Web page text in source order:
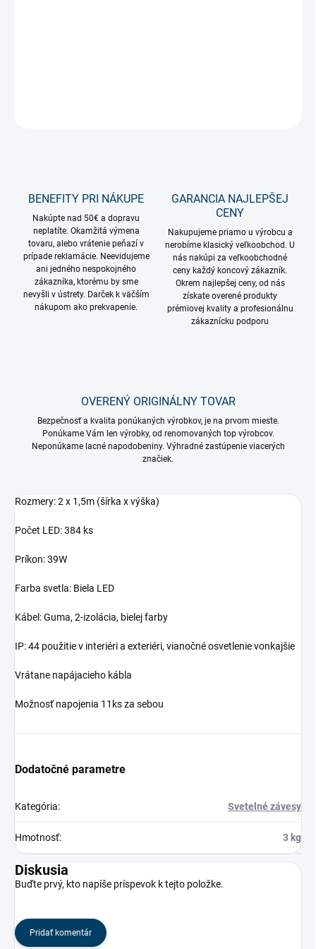
BENEFITY PRI NÁKUPE
Nakúpte nad 50€ a dopravu
neplatíte. Okamžitá výmena
tovaru, alebo vrátenie peňazí v
prípade reklamácie. Neevidujeme
ani jedného nespokojného
zákazníka, ktorému by sme
nevyšli v ústrety. Darček k väčším
nákupom ako prekvapenie.
GARANCIA NAJLEPŠEJ
CENY
Nakupujeme priamo u výrobcu a
nerobíme klasický veľkoobchod. U
nás nakúpi za veľkoobchodné
ceny každý koncový zákazník.
Okrem najlepšej ceny, od nás
získate overené produkty
prémiovej kvality a profesionálnu
zákaznícku podporu
OVERENÝ ORIGINÁLNY TOVAR
Bezpečnosť a kvalita ponúkaných výrobkov, je na prvom mieste.
Ponúkame Vám len výrobky, od renomovaných top výrobcov.
Neponúkame lacné napodobeniny. Výhradné zastúpenie viacerých
značiek.
Rozmery: 2 x 1,5m (šírka x výška)
Počet LED: 384 ks
Príkon: 39W
Farba svetla: Biela LED
Kábel: Guma, 2-izolácia, bielej farby
IP: 44 použitie v interiéri a exteriéri, vianočné osvetlenie vonkajšie
Vrátane napájacieho kábla
Možnosť napojenia 11ks za sebou
Dodatočné parametre
Kategória: Svetelné závesy
Hmotnosť: 3 kg
Diskusia
Buďte prvý, kto napíše príspevok k tejto položke.
Pridať komentár